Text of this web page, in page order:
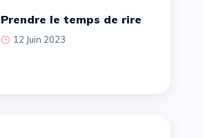
Prendre le temps de rire
12 Juin 2023